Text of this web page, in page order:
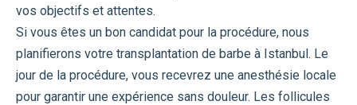
vos objectifs et attentes.
Si vous êtes un bon candidat pour la procédure, nous
planifierons votre transplantation de barbe à Istanbul. Le
jour de la procédure, vous recevrez une anesthésie locale
pour garantir une expérience sans douleur. Les follicules